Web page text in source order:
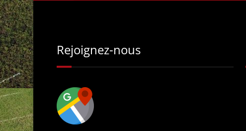
Rejoignez-nous